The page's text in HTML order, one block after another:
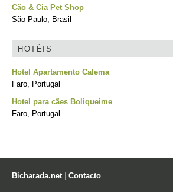
Cão & Cia Pet Shop
São Paulo, Brasil
HOTÉIS
Hotel Apartamento Calema
Faro, Portugal
Hotel para cães Boliqueime
Faro, Portugal
Bicharada.net| Contacto